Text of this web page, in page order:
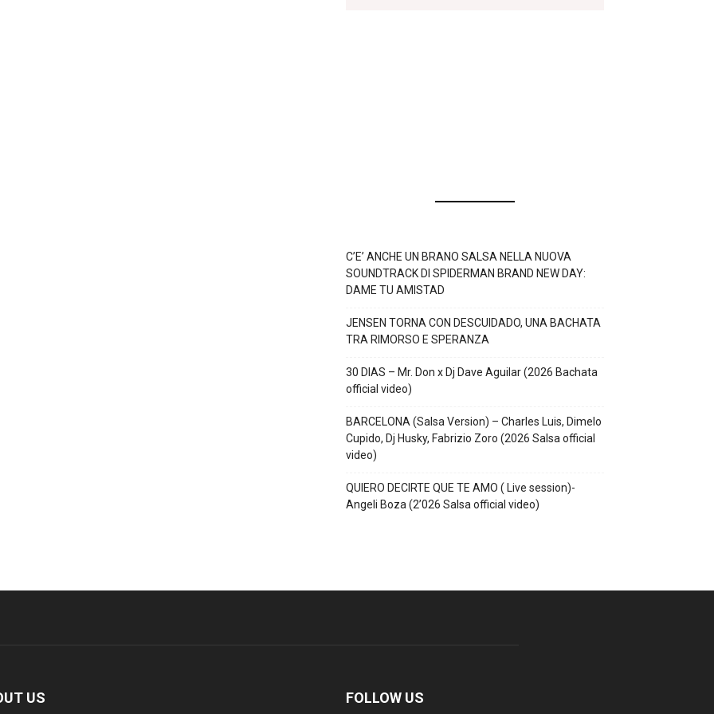
C’E’ ANCHE UN BRANO SALSA NELLA NUOVA
SOUNDTRACK DI SPIDERMAN BRAND NEW DAY:
DAME TU AMISTAD
JENSEN TORNA CON DESCUIDADO, UNA BACHATA
TRA RIMORSO E SPERANZA
30 DIAS – Mr. Don x Dj Dave Aguilar (2026 Bachata
official video)
BARCELONA (Salsa Version) – Charles Luis, Dimelo
Cupido, Dj Husky, Fabrizio Zoro (2026 Salsa official
video)
QUIERO DECIRTE QUE TE AMO ( Live session)-
Angeli Boza (2’026 Salsa official video)
US FOLLOW US